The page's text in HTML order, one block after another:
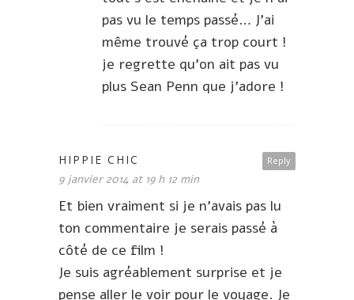
pas vu le temps passé… J’ai
même trouvé ça trop court !
je regrette qu’on ait pas vu
plus Sean Penn que j’adore !
Reply
HIPPIE CHIC
9 janvier 2014 at 19 h 12 min
Et bien vraiment si je n’avais pas lu
ton commentaire je serais passé à
côté de ce film !
Je suis agréablement surprise et je
pense aller le voir pour le voyage. Je